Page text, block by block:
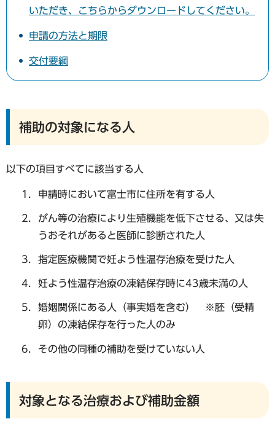
いただき、こちらからダウンロードしてください。
申請の方法と期限
交付要綱
補助の対象になる人
以下の項目すべてに該当する人
申請時において富士市に住所を有する人
がん等の治療により生殖機能を低下させる、又は失
うおそれがあると医師に診断された人
指定医療機関で妊よう性温存治療を受けた人
妊よう性温存治療の凍結保存時に43歳未満の人
婚姻関係にある人（事実婚を含む） ※胚（受精
卵）の凍結保存を行った人のみ
その他の同種の補助を受けていない人
対象となる治療および補助金額